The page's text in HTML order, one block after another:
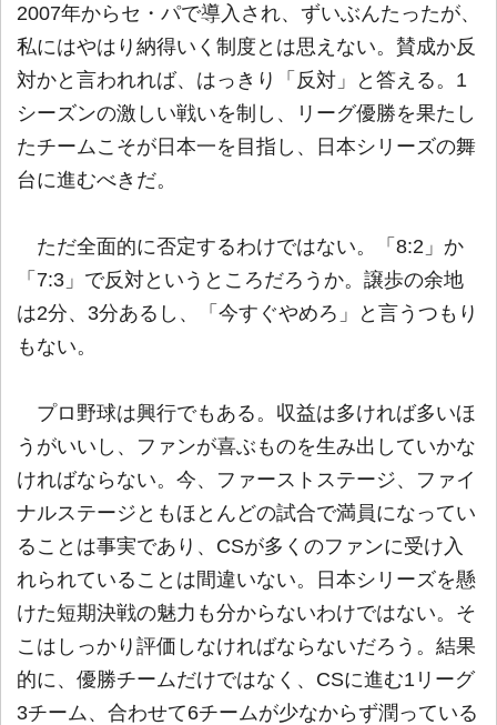
2007年からセ・パで導入され、ずいぶんたったが、
私にはやはり納得いく制度とは思えない。賛成か反
対かと言われれば、はっきり「反対」と答える。1
シーズンの激しい戦いを制し、リーグ優勝を果たし
たチームこそが日本一を目指し、日本シリーズの舞
台に進むべきだ。
ただ全面的に否定するわけではない。「8:2」か
「7:3」で反対というところだろうか。譲歩の余地
は2分、3分あるし、「今すぐやめろ」と言うつもり
もない。
プロ野球は興行でもある。収益は多ければ多いほ
うがいいし、ファンが喜ぶものを生み出していかな
ければならない。今、ファーストステージ、ファイ
ナルステージともほとんどの試合で満員になってい
ることは事実であり、CSが多くのファンに受け入
れられていることは間違いない。日本シリーズを懸
けた短期決戦の魅力も分からないわけではない。そ
こはしっかり評価しなければならないだろう。結果
的に、優勝チームだけではなく、CSに進む1リーグ
3チーム、合わせて6チームが少なからず潤っている